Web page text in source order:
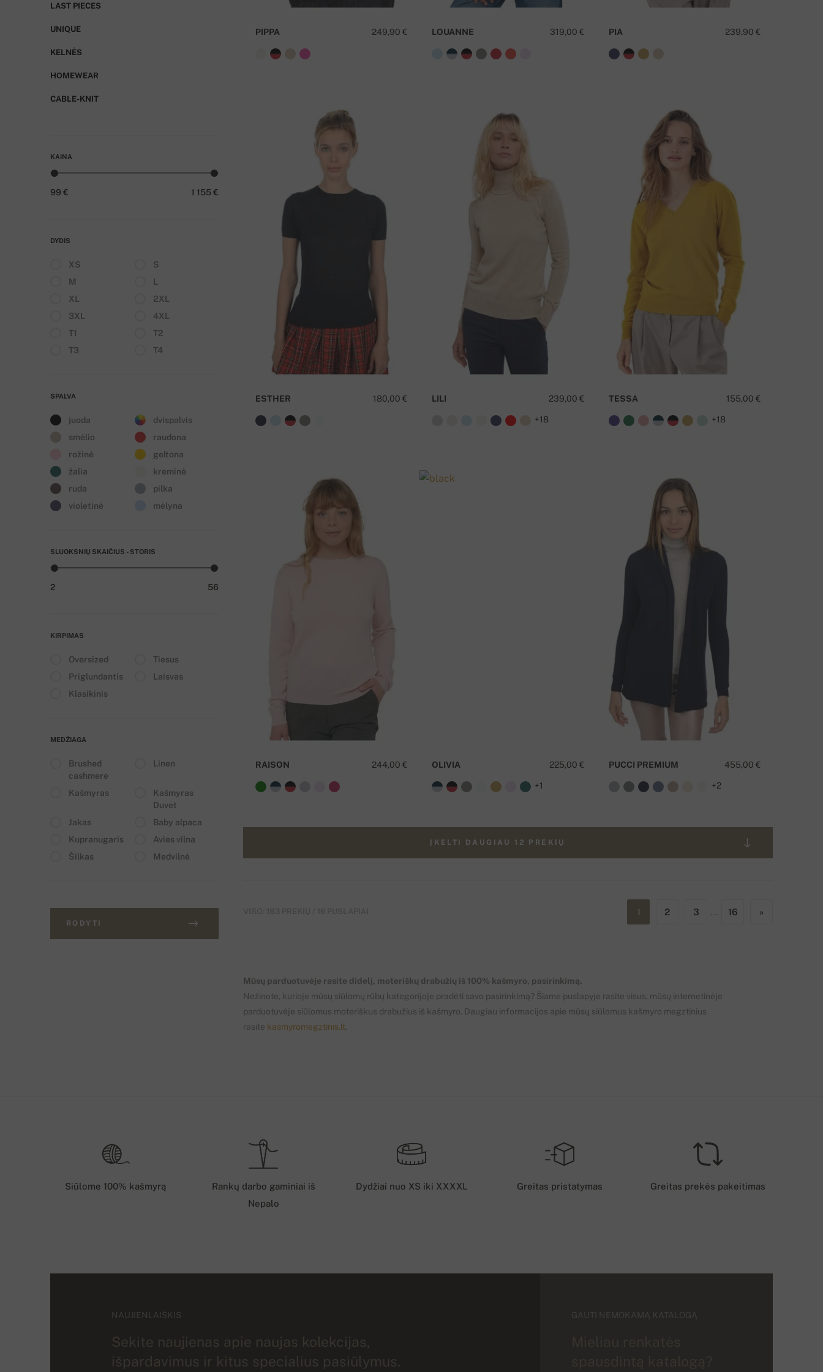
LAST PIECES
UNIQUE
KELNĖS
HOMEWEAR
CABLE-KNIT
KAINA
99 € 1 155 €
DYDIS
XS
S
M
L
XL
2XL
3XL
4XL
T1
T2
T3
T4
SPALVA
juoda
dvispalvis
smėlio
raudona
rožinė
geltona
žalia
kreminė
ruda
pilka
violetinė
mėlyna
SLUOKSNIŲ SKAIČIUS - STORIS
2 56
KIRPIMAS
Oversized
Tiesus
Priglundantis
Laisvas
Klasikinis
MEDŽIAGA
Brushed
cashmere
Linen
Kašmyras
Kašmyras
Duvet
Jakas
Baby alpaca
Kupranugaris
Avies vilna
Šilkas
Medvilnė
RODYTI
249,90 €
PIPPA 319,00 €
LOUANNE 239,90 €
PIA
180,00 €
ESTHER 239,00 €
LILI
+18
155,00 €
TESSA
+18
244,00 €
RAISON 225,00 €
OLIVIA
+1
455,00 €
PUCCI PREMIUM
+2
ĮKELTI DAUGIAU 12 PREKIŲ
2 3 16 »
Mūsų parduotuvėje rasite didelį, moteriškų drabužių iš 100% kašmyro, pasirinkimą.
Nežinote, kurioje mūsų siūlomų rūbų kategorijoje pradėti savo pasirinkimą? Šiame puslapyje rasite visus, mūsų internetinėje
parduotuvėje siūlomus moteriškus drabužius iš kašmyro. Daugiau informacijos apie mūsų siūlomus kašmyro megztinius
rasite kasmyromegztinis.lt.
Siūlome 100% kašmyrą
Rankų darbo gaminiai iš
Nepalo
Dydžiai nuo XS iki XXXXL Greitas pristatymas Greitas prekės pakeitimas
NAUJIENLAIŠKIS
Sekite naujienas apie naujas kolekcijas,
išpardavimus ir kitus specialius pasiūlymus.
GAUTI NEMOKAMĄ KATALOGĄ